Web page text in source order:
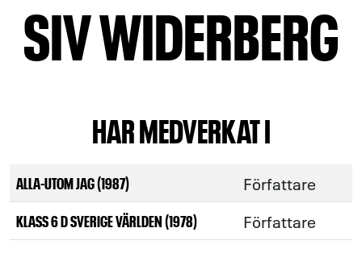
SIV WIDERBERG
HAR MEDVERKAT I
ALLA-UTOM JAG (1987) Författare
KLASS 6 D SVERIGE VÄRLDEN (1978) Författare